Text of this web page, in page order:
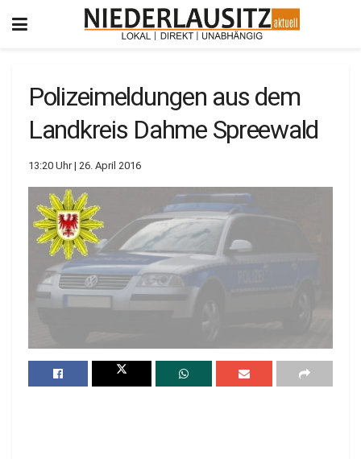
Polizeimeldungen aus dem
Landkreis Dahme Spreewald
13:20 Uhr | 26. April 2016